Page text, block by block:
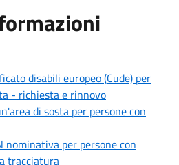
disabili europeo (Cude) per
- richiesta e rinnovo
di sosta per persone con
nominativa per persone con
tracciatura